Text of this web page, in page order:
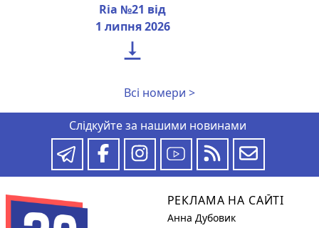
Ria №21 від
1 липня 2026

Всі номери >
Слідкуйте за нашими новинами
РЕКЛАМА НА САЙТІ
Анна Дубовик